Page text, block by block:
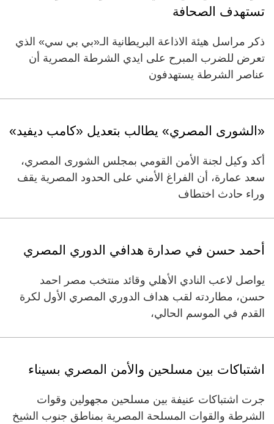
تستهدف الصحافة
ذكر مراسل هيئة الاذاعة البريطانية الـ«بي بي سي» الذي
تعرض للضرب المبرح على ايدي الشرطة المصرية أن
عناصر الشرطة يستهدفون
«الشورى المصري» يطالب بتعديل «كامب ديفيد»
أكد وكيل لجنة الأمن القومي بمجلس الشورى المصري،
سعد عمارة، أن الفراغ الأمني على الحدود المصرية يقف
وراء حادث اختطاف
أحمد حسن في صدارة هدافي الدوري المصري
يواصل لاعب النادي الأهلي وقائد منتخب مصر احمد
حسن، مطاردته لقب هداف الدوري المصري الأول لكرة
القدم في الموسم الحالي،
اشتباكات بين مسلحين والأمن المصري بسيناء
جرت اشتباكات عنيفة بين مسلحين مجهولين وقوات
الشرطة والقوات المسلحة المصرية بمناطق جنوب الشيخ